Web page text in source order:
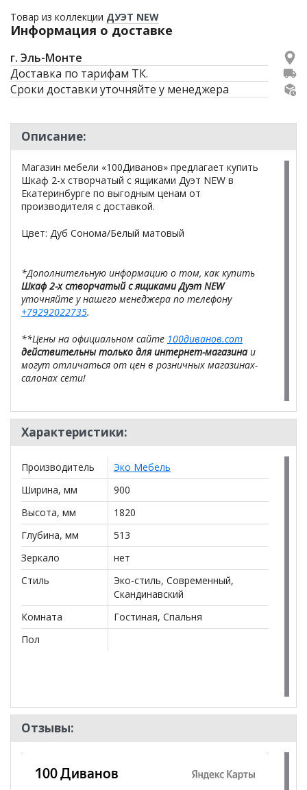
Товар из коллекции ДУЭТ NEW
Информация о доставке
г. Эль-Монте
Доставка по тарифам ТК.
Сроки доставки уточняйте у менеджера
Описание:
Магазин мебели «100Диванов» предлагает купить
Шкаф 2-х створчатый с ящиками Дуэт NEW в
Екатеринбурге по выгодным ценам от
производителя с доставкой.
Цвет: Дуб Сонома/Белый матовый
*Дополнительную информацию о том, как купить
Шкаф 2-х створчатый с ящиками Дуэт NEW
уточняйте у нашего менеджера по телефону
+79292022735.
**Цены на официальном сайте 100диванов.com
действительны только для интернет-магазинаи
могут отличаться от цен в розничных магазинах-
салонах сети!
Характеристики:
Производитель
Эко Мебель
Ширина, мм
900
Высота, мм
1820
Глубина, мм
513
Зеркало
нет
Стиль
Эко-стиль, Современный,
Скандинавский
Комната
Гостиная, Спальня
Пол
Отзывы: